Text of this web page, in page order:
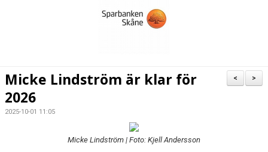
TRUPPEN
BILDGALLERI
>
<
Micke Lindström är klar för
2026
2025-10-01 11:05
Micke Lindström | Foto: Kjell Andersson